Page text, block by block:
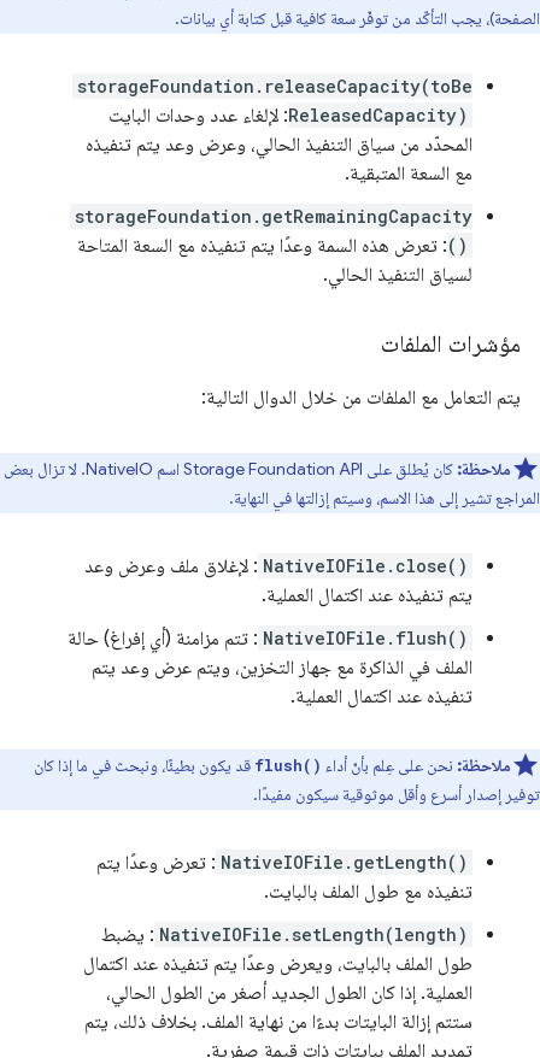
الصفحة)، يجب التأكّد من توفّر سعة كافية قبل كتابة أي بيانات.
storageFoundation.releaseCapacity(toBe
ReleasedCapacity): لإلغاء عدد وحدات البايت
المحدّد من سياق التنفيذ الحالي، وعرض وعد يتم تنفيذه
مع السعة المتبقية.
storageFoundation.getRemainingCapacity
(): تعرض هذه السمة وعدًا يتم تنفيذه مع السعة المتاحة
لسياق التنفيذ الحالي.
مؤشرات الملفات
يتم التعامل مع الملفات من خلال الدوال التالية:
ملاحظة:
كان يُطلق على Storage Foundation API اسم NativeIO. لا تزال بعض
المراجع تشير إلى هذا الاسم، وسيتم إزالتها في النهاية.
NativeIOFile.close() : لإغلاق ملف وعرض وعد
يتم تنفيذه عند اكتمال العملية.
NativeIOFile.flush() : تتم مزامنة (أي إفراغ) حالة
الملف في الذاكرة مع جهاز التخزين، ويتم عرض وعد يتم
تنفيذه عند اكتمال العملية.
ملاحظة: نحن على عِلم بأنّ أداء flush() قد يكون بطيئًا، ونبحث في ما إذا كان
توفير إصدار أسرع وأقل موثوقية سيكون مفيدًا.
NativeIOFile.getLength() : تعرض وعدًا يتم
تنفيذه مع طول الملف بالبايت.
NativeIOFile.setLength(length) : يضبط
طول الملف بالبايت، ويعرض وعدًا يتم تنفيذه عند اكتمال
العملية. إذا كان الطول الجديد أصغر من الطول الحالي،
ستتم إزالة البايتات بدءًا من نهاية الملف. بخلاف ذلك، يتم
تمديد الملف ببايتات ذات قيمة صفرية.